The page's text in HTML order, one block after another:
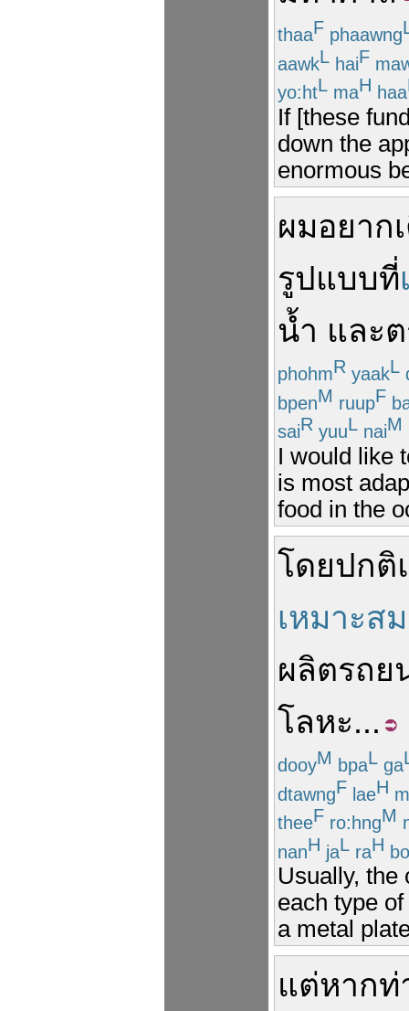
thaaF phaawng
aawkL haiF
yo:htL maH haa
If [these
down the
enormous
ผมอยาก
รูปแบบที่
น้ำ และ
phohmR yaakL
bpenM ruupF
saiR yuuL naiM
I would like
is most
food in the
โดยปกติ
เหมาะสม
ผลิตรถย
โลหะ...
dooyM bpaL ga
dtawngF laeH
theeF ro:hngM
nanH jaL raH
Usually, the
each type
a metal
แต่หากท่